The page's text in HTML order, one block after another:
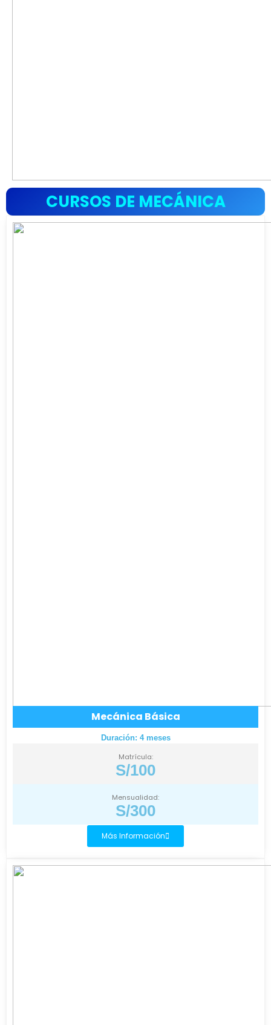
CURSOS DE MECÁNICA
Mecánica Básica
Duración: 4 meses
Matrícula:
S/100
Mensualidad:
S/300
Más Información